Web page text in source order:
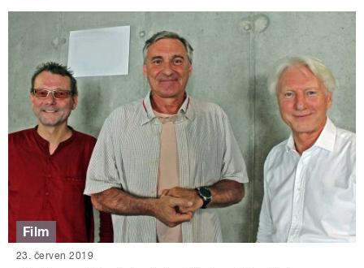
Film
23. červen 2019